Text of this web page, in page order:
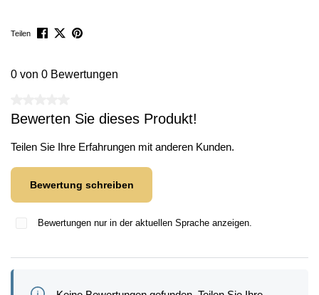
Teilen
0 von 0 Bewertungen
Bewerten Sie dieses Produkt!
Teilen Sie Ihre Erfahrungen mit anderen Kunden.
Bewertung schreiben
Bewertungen nur in der aktuellen Sprache anzeigen.